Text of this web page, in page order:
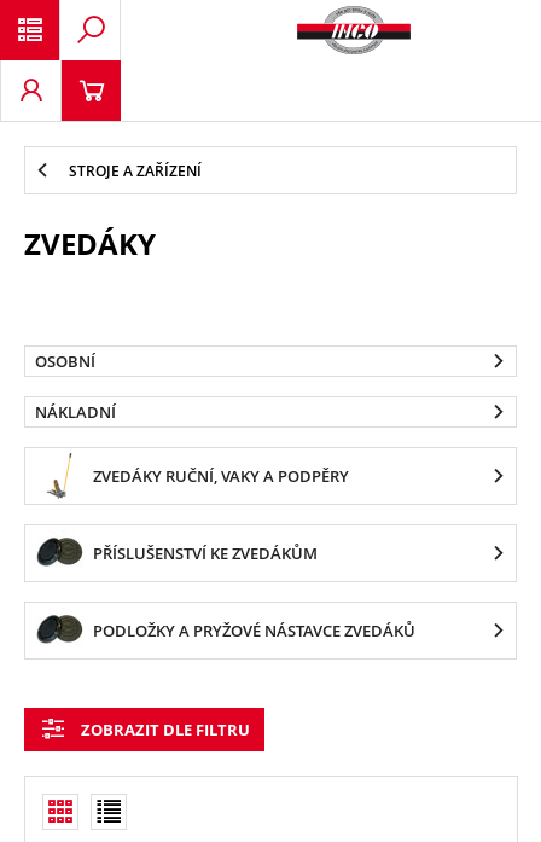
STROJE A ZAŘÍZENÍ
ZVEDÁKY
OSOBNÍ
NÁKLADNÍ
ZVEDÁKY RUČNÍ, VAKY A PODPĚRY
PŘÍSLUŠENSTVÍ KE ZVEDÁKŮM
PODLOŽKY A PRYŽOVÉ NÁSTAVCE ZVEDÁKŮ
ZOBRAZIT DLE FILTRU